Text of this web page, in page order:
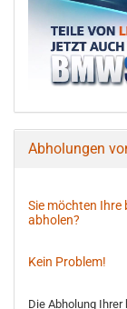
Abholungen
Sie möchten Ihre
abholen?
Kein Problem!
Die Abholung